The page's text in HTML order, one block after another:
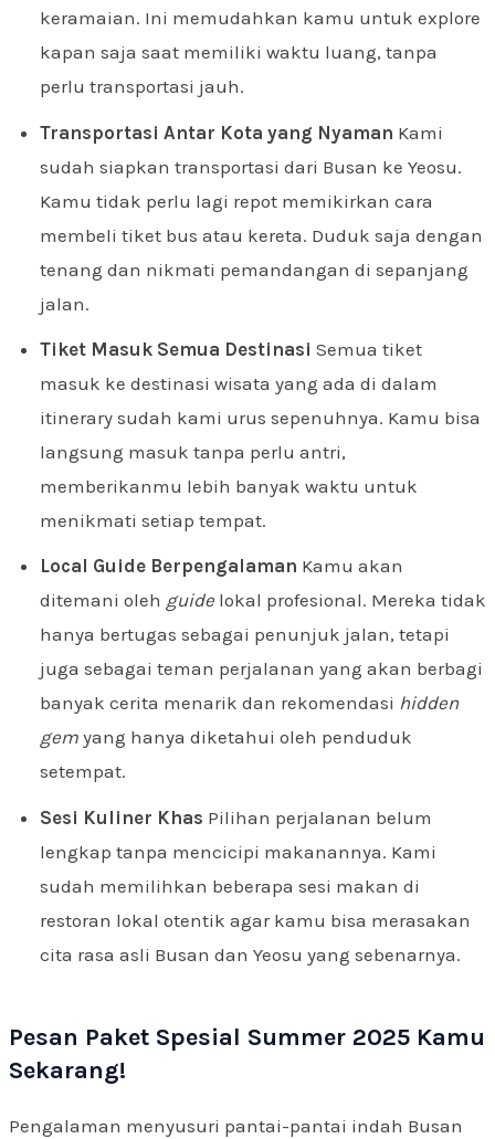
keramaian. Ini memudahkan kamu untuk explore
kapan saja saat memiliki waktu luang, tanpa
perlu transportasi jauh.
Transportasi Antar Kota yang Nyaman Kami
sudah siapkan transportasi dari Busan ke Yeosu.
Kamu tidak perlu lagi repot memikirkan cara
membeli tiket bus atau kereta. Duduk saja dengan
tenang dan nikmati pemandangan di sepanjang
jalan.
Tiket Masuk Semua Destinasi Semua tiket
masuk ke destinasi wisata yang ada di dalam
itinerary sudah kami urus sepenuhnya. Kamu bisa
langsung masuk tanpa perlu antri,
memberikanmu lebih banyak waktu untuk
menikmati setiap tempat.
Local Guide Berpengalaman Kamu akan
ditemani oleh guide lokal profesional. Mereka tidak
hanya bertugas sebagai penunjuk jalan, tetapi
juga sebagai teman perjalanan yang akan berbagi
banyak cerita menarik dan rekomendasi hidden
gem yang hanya diketahui oleh penduduk
setempat.
Sesi Kuliner Khas Pilihan perjalanan belum
lengkap tanpa mencicipi makanannya. Kami
sudah memilihkan beberapa sesi makan di
restoran lokal otentik agar kamu bisa merasakan
cita rasa asli Busan dan Yeosu yang sebenarnya.
Pesan Paket Spesial Summer 2025 Kamu
Sekarang!
Pengalaman menyusuri pantai-pantai indah Busan